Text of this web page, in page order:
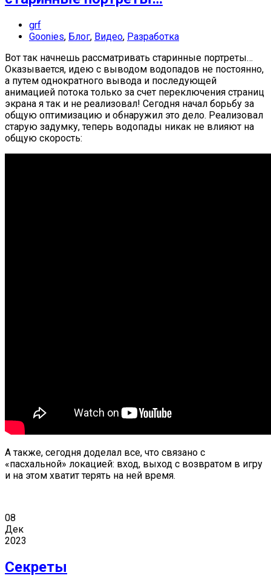
grf
Goonies, Блог, Видео, Разработка
Вот так начнешь рассматривать старинные портреты…
Оказывается, идею с выводом водопадов не постоянно,
а путем однократного вывода и последующей
анимацией потока только за счет переключения страниц
экрана я так и не реализовал! Сегодня начал борьбу за
общую оптимизацию и обнаружил это дело. Реализовал
старую задумку, теперь водопады никак не влияют на
общую скорость:
А также, сегодня доделал все, что связано с
«пасхальной» локацией: вход, выход с возвратом в игру
и на этом хватит терять на ней время.
08
Дек
2023
Секреты